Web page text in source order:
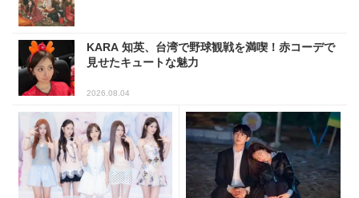
KARA 知英、台湾で野球観戦を満喫！赤コーデで
見せたキュートな魅力
2026.08.04